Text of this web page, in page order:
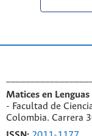
Matices en
- Facultad de
Colombia. Carrera